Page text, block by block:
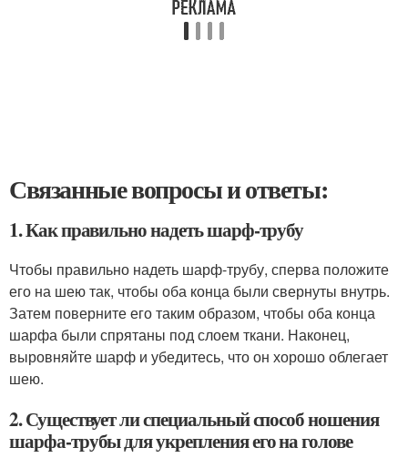
Связанные вопросы и ответы:
1. Как правильно надеть шарф-трубу
Чтобы правильно надеть шарф-трубу, сперва положите
его на шею так, чтобы оба конца были свернуты внутрь.
Затем поверните его таким образом, чтобы оба конца
шарфа были спрятаны под слоем ткани. Наконец,
выровняйте шарф и убедитесь, что он хорошо облегает
шею.
2. Существует ли специальный способ ношения
шарфа-трубы для укрепления его на голове